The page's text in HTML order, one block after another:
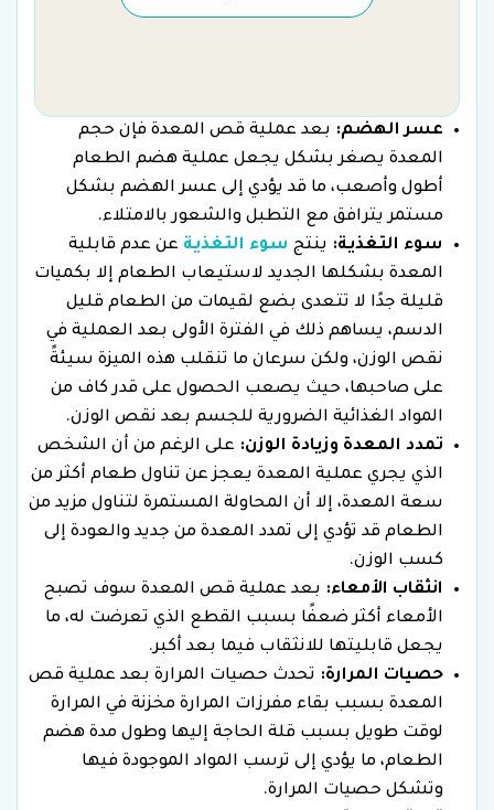
عسر الهضم: بعد عملية قص المعدة فإن حجم
المعدة يصغر بشكل يجعل عملية هضم الطعام
أطول وأصعب، ما قد يؤدي إلى عسر الهضم بشكل
مستمر يترافق مع التطبل والشعور بالامتلاء.
سوء التغذية: ينتج سوء التغذية عن عدم قابلية
المعدة بشكلها الجديد لاستيعاب الطعام إلا بكميات
قليلة جدًا لا تتعدى بضع لقيمات من الطعام قليل
الدسم، يساهم ذلك في الفترة الأولى بعد العملية في
نقص الوزن، ولكن سرعان ما تنقلب هذه الميزة سيئةً
على صاحبها، حيث يصعب الحصول على قدر كاف من
المواد الغذائية الضرورية للجسم بعد نقص الوزن.
تمدد المعدة وزيادة الوزن: على الرغم من أن الشخص
الذي يجري عملية المعدة يعجز عن تناول طعام أكثر من
سعة المعدة، إلا أن المحاولة المستمرة لتناول مزيد من
الطعام قد تؤدي إلى تمدد المعدة من جديد والعودة إلى
كسب الوزن.
انثقاب الأمعاء: بعد عملية قص المعدة سوف تصبح
الأمعاء أكثر ضعفًا بسبب القطع الذي تعرضت له، ما
يجعل قابليتها للانثقاب فيما بعد أكبر.
حصيات المرارة: تحدث حصيات المرارة بعد عملية قص
المعدة بسبب بقاء مفرزات المرارة مخزنة في المرارة
لوقت طويل بسبب قلة الحاجة إليها وطول مدة هضم
الطعام، ما يؤدي إلى ترسب المواد الموجودة فيها
وتشكل حصيات المرارة.